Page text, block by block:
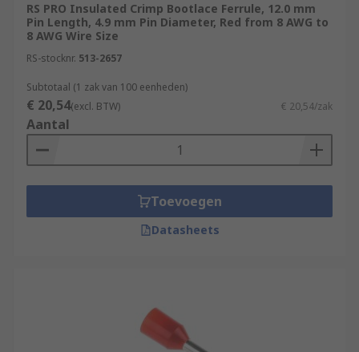
RS PRO Insulated Crimp Bootlace Ferrule, 12.0 mm
Pin Length, 4.9 mm Pin Diameter, Red from 8 AWG to
8 AWG Wire Size
RS-stocknr. 513-2657
Subtotaal (1 zak van 100 eenheden)
€ 20,54(excl. BTW) € 20,54/zak
Aantal
Toevoegen
Datasheets